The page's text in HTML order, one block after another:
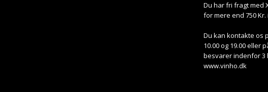
Du har fri fragt med
for mere end 750 Kr.
Du kan kontakte os
10.00 og 19.00 eller
besvarer indenfor 3
www.vinho.dk